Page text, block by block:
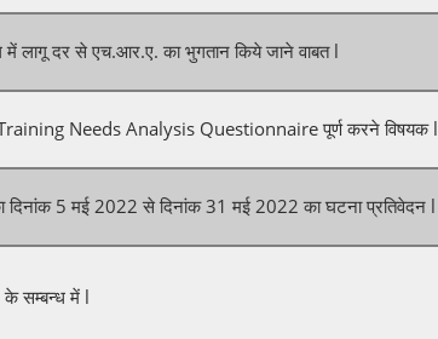
में लागू दर से एच.आर.ए. का भुगतान किये जाने वाबत l
Needs Analysis Questionnaire पूर्ण करने विषयक l
का दिनांक 5 मई 2022 से दिनांक 31 मई 2022 का घटना प्रतिवेदन l
के सम्बन्ध में l